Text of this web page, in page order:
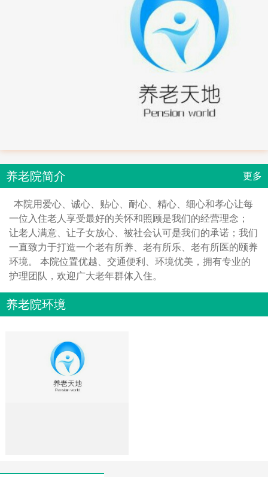
养老院简介 更多
本院用爱心、诚心、贴心、耐心、精心、细心和孝心让每
一位入住老人享受最好的关怀和照顾是我们的经营理念；
让老人满意、让子女放心、被社会认可是我们的承诺；我们
一直致力于打造一个老有所养、老有所乐、老有所医的颐养
环境。 本院位置优越、交通便利、环境优美，拥有专业的
护理团队，欢迎广大老年群体入住。
养老院环境